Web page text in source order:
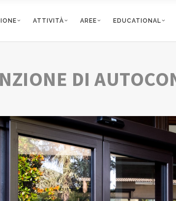
ATTIVITÀ AREE EDUCATIONAL
DI